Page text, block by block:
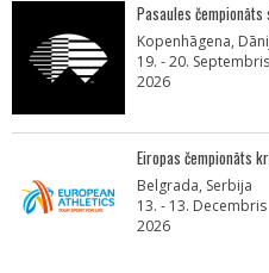
Pasaules
Kopenhāgena,
19. - 20. Septembris
2026
Eiropas čempionāts
Belgrada, Serbija
13. - 13. Decembris
2026